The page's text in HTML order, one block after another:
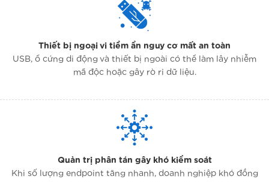
Thiết bị ngoại vi tiềm ẩn nguy cơ mất an toàn
USB, ổ cứng di động và thiết bị ngoài có thể làm lây nhiễm
mã độc hoặc gây rò rỉ dữ liệu.
Quản trị phân tán gây khó kiểm soát
Khi số lượng endpoint tăng nhanh, doanh nghiệp khó đồng